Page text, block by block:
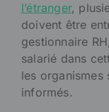
l’étranger,
doivent être
gestionnaire
salarié dans
les organismes
informés.